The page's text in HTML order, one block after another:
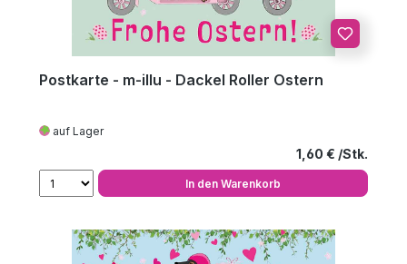
Postkarte - m-illu - Dackel Roller Ostern
auf Lager
Regulärer
1,60 €
In den Warenkorb